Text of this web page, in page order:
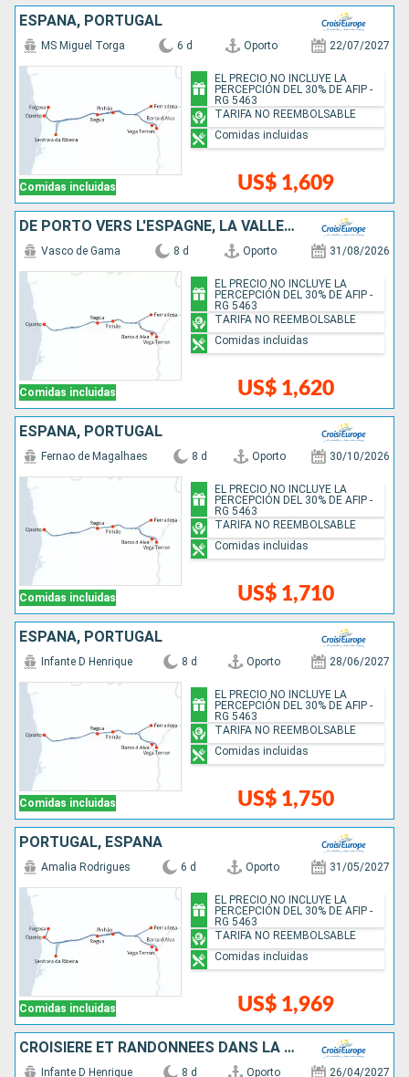
ESPAÑA, PORTUGAL
Comidas incluidas
MS Miguel Torga 6 d Oporto 22/07/2027
US$ 1,609
EL PRECIO NO INCLUYE LA
PERCEPCIÓN DEL 30% DE AFIP -
RG 5463
TARIFA NO REEMBOLSABLE
Comidas incluidas
DE PORTO VERS L'ESPAGNE, LA VALLÉE DU DOURO (PORTUGAL) ET SALAMANQUE (ESPAGNE)
Comidas incluidas
Vasco de Gama 8 d Oporto 31/08/2026
US$ 1,620
EL PRECIO NO INCLUYE LA
PERCEPCIÓN DEL 30% DE AFIP -
RG 5463
TARIFA NO REEMBOLSABLE
Comidas incluidas
ESPAÑA, PORTUGAL
Comidas incluidas
Fernao de Magalhaes 8 d Oporto 30/10/2026
US$ 1,710
EL PRECIO NO INCLUYE LA
PERCEPCIÓN DEL 30% DE AFIP -
RG 5463
TARIFA NO REEMBOLSABLE
Comidas incluidas
ESPAÑA, PORTUGAL
Comidas incluidas
Infante D Henrique 8 d Oporto 28/06/2027
US$ 1,750
EL PRECIO NO INCLUYE LA
PERCEPCIÓN DEL 30% DE AFIP -
RG 5463
TARIFA NO REEMBOLSABLE
Comidas incluidas
PORTUGAL, ESPAÑA
Comidas incluidas
Amalia Rodrigues 6 d Oporto 31/05/2027
US$ 1,969
EL PRECIO NO INCLUYE LA
PERCEPCIÓN DEL 30% DE AFIP -
RG 5463
TARIFA NO REEMBOLSABLE
Comidas incluidas
CROISIÈRE ET RANDONNÉES DANS LA VALLÉE DU DOURO, UNE NATURE PRÉSERVÉE
Infante D Henrique 8 d Oporto 26/04/2027